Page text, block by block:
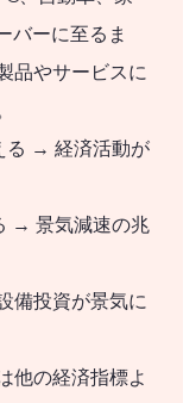
方と、
らし
調和的
資産運
りま
会の資
に、今
と、将
やるべ
バーに至るま
品やサービスに
る → 経済活動が
→ 景気減速の兆
備投資が景気に